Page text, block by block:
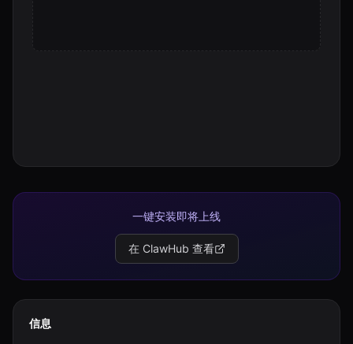
一键安装即将上线
在 ClawHub 查看
信息